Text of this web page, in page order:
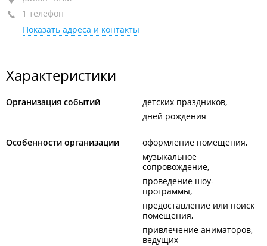
+7 994 004-44-80
1 телефон
Показать адреса и контакты
Характеристики
Организация событий
детских праздников
дней рождения
Особенности организации
оформление помещения
музыкальное
сопровождение
проведение шоу-
программы
предоставление или поиск
помещения
привлечение аниматоров,
ведущих